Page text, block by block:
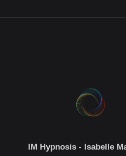
IM Hypnosis - Isabelle